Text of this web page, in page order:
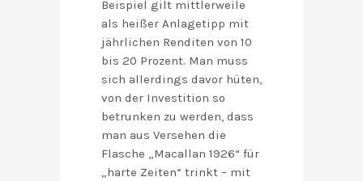
Beispiel gilt mittlerweile
als heißer Anlagetipp mit
jährlichen Renditen von 10
bis 20 Prozent. Man muss
sich allerdings davor hüten,
von der Investition so
betrunken zu werden, dass
man aus Versehen die
Flasche „Macallan 1926“ für
„harte Zeiten“ trinkt – mit